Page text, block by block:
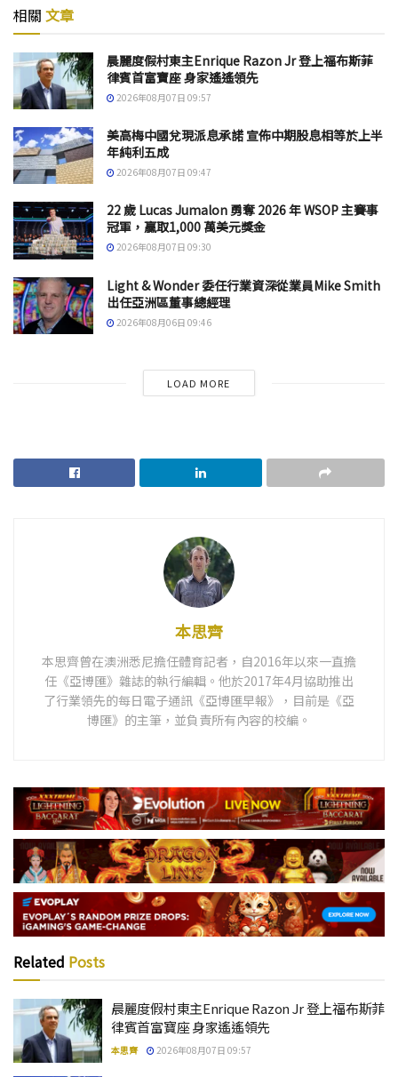
相關 文章
晨麗度假村東主Enrique Razon Jr 登上福布斯菲
律賓首富寶座 身家遙遙領先
2026年08月07日 09:57
美高梅中國兌現派息承諾 宣佈中期股息相等於上半
年純利五成
2026年08月07日 09:47
22 歲 Lucas Jumalon 勇奪 2026 年 WSOP 主賽事
冠軍，贏取1,000 萬美元獎金
2026年08月07日 09:30
Light & Wonder 委任行業資深從業員Mike Smith
出任亞洲區董事總經理
2026年08月06日 09:46
LOAD MORE
本思齊
本思齊曾在澳洲悉尼擔任體育記者，自2016年以來一直擔
任《亞博匯》雜誌的執行編輯。他於2017年4月協助推出
了行業領先的每日電子通訊《亞博匯早報》，目前是《亞
博匯》的主筆，並負責所有內容的校編。
Related Posts
晨麗度假村東主Enrique Razon Jr 登上福布斯菲
律賓首富寶座 身家遙遙領先
本思齊 2026年08月07日 09:57